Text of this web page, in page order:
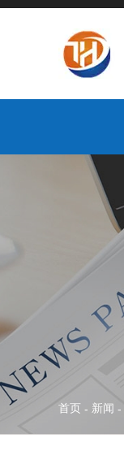
首页 - 新闻 -